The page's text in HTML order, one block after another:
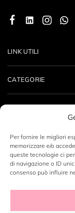
Per fornire le migliori
memorizzare e/o
queste tecnologie ci
di navigazione o ID
consenso può influire
LINK UTILI
CATEGORIE
CONTATTI
Copyright ©2023